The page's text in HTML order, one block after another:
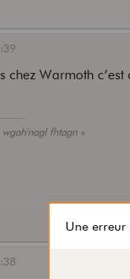
chez Warmoth
fhtagn »